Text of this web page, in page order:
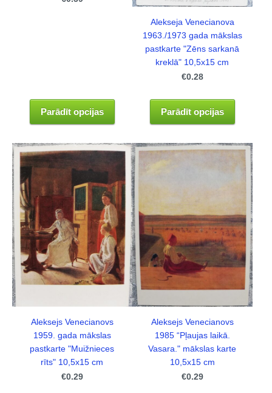
Parādīt opcijas
Alekseja Venecianova
1963./1973 gada mākslas
pastkarte "Zēns sarkanā
kreklā" 10,5x15 cm
€0.28
Parādīt opcijas
Aleksejs Venecianovs
1959. gada mākslas
pastkarte "Muižnieces
rīts" 10,5x15 cm
€0.29
Aleksejs Venecianovs
1985 “Pļaujas laikā.
Vasara." mākslas karte
10,5x15 cm
€0.29